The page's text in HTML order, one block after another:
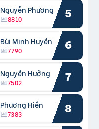
Nguyễn Phương
8810 5
Bùi Minh Huyền
7790 6
Nguyễn Hưởng
7502 7
Phương Hiền
7383 8